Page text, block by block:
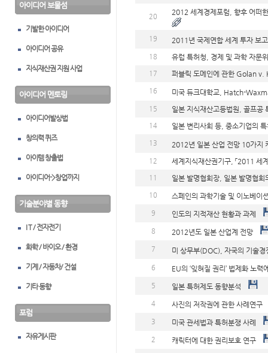
아이디어 보물섬
기발한 아이디어
아이디어 공유
지식재산권 지원 사업
아이디어 멘토링
아이디어발상법
창의력 퀴즈
아이템 창출법
아이디어->창업까지
기술분야별 동향
I T / 전자전기
화학 / 바이오 / 환경
기계 / 자동차/ 건설
기타 동향
포럼
자유게시판
20
2012 세계경제포럼, 향후 어떠
19 2011년 국제연합 세계 투자 보
18 유럽 특허청, 경제 및 과학 자문
17 퍼블릭 도메인에 관한 Golan
16 미국 듀크대학교, Hatch-
15 일본 지식재산고등법원, 골프
14 일본 변리사회 등, 중소기업의
13 2012년 일본 산업 전망 10가지
12 세계지식재산권기구, 「2011 세
11 일본 발명협회장, 일본 발명협
10 스페인의 과학기술 및 이노베이
9 인도의 지적재산 현황과 과제
8 2012년도 일본 산업계 전망
7 미 상무부(DOC), 자국의 기술
6 EU의 ‘잊혀질 권리’ 법제화 노
5 일본 특허제도 동향분석
4 사진의 저작권에 관한 사례연구
3 미국 관세법과 특허분쟁 사례
2 캐릭터에 대한 권리보호 연구